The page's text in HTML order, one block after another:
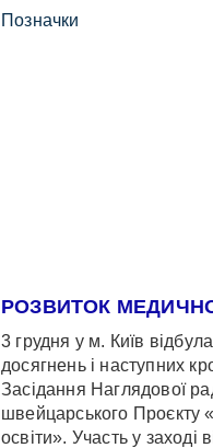
Позначки
РОЗВИТОК
3 грудня у м. Київ
досягнень і наступних
Засідання Наглядової
швейцарського Проєкту
освіти». Участь у заході